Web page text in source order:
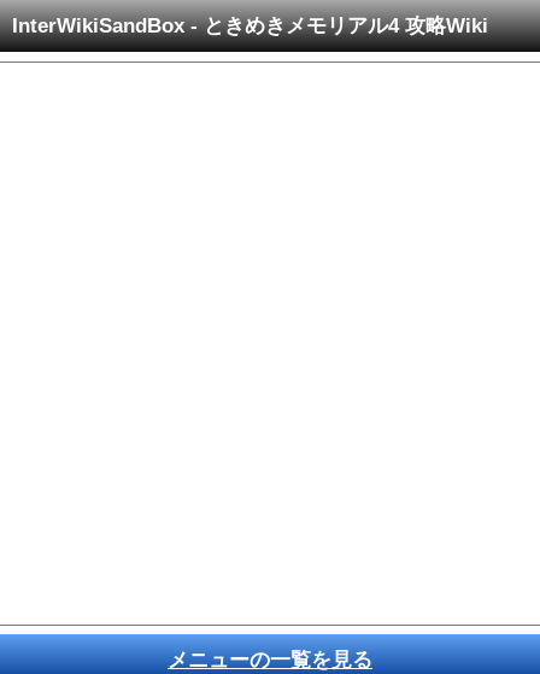
InterWikiSandBox - ときめきメモリアル4 攻略Wiki
メニューの一覧を見る